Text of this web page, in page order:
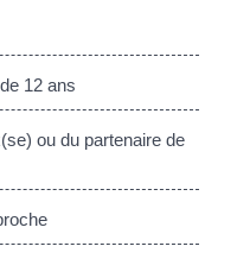
12 ans
ou du partenaire de